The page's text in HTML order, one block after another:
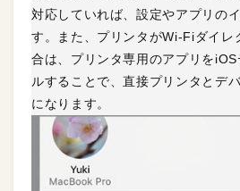
対応していれば、設定やアプリの
す。また、プリンタがWi-Fiダイレ
合は、プリンタ専用のアプリを
ルすることで、直接プリンタとデ
になります。